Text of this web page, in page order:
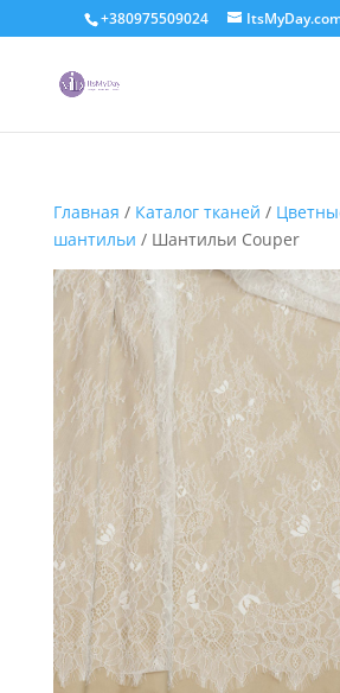
+380975509024
Главная / Каталог тканей /
шантильи / Шантильи Couper